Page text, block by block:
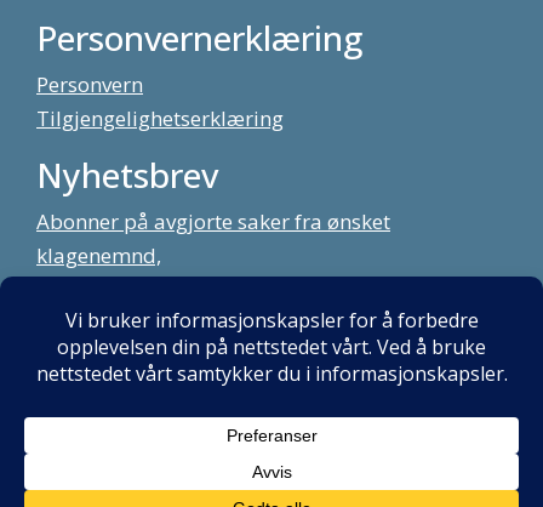
Personvernerklæring
Personvern
Tilgjengelighetserklæring
Nyhetsbrev
Abonner på avgjorte saker fra ønsket
klagenemnd,